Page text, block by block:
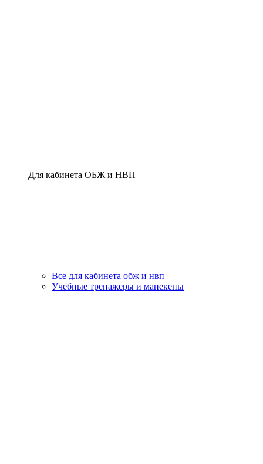
Для кабинета ОБЖ и НВП
Все для кабинета обж и нвп
Учебные тренажеры и манекены